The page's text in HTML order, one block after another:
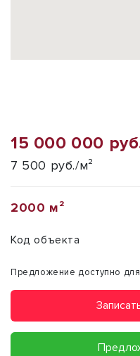
15 000 000
7 500 руб./м²
2000 м²
Код объекта
Предложение доступно для